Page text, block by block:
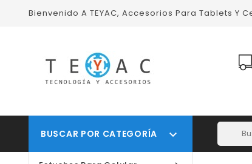
Bienvenido A TEYAC, Accesorios Para Tablets Y
BUSCAR POR CATEGORÍA 